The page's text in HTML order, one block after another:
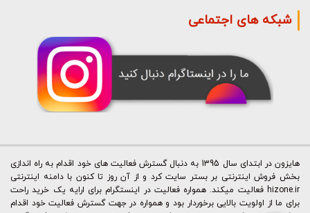
شبکه های اجتماعی
هایزون در ابتدای سال 1395 به دنبال گسترش فعالیت های خود اقدام به راه اندازی
بخش فروش اینترنتی بر بستر سایت کرد و از آن روز تا کنون با دامنه اینترنتی
hizone.ir فعالیت میکند. همواره فعالیت در اینستگرام برای ارایه یک خرید راحت
برای ما از اولویت بالایی برخوردار بود و همواره در جهت گسترش فعالیت خود اقدام